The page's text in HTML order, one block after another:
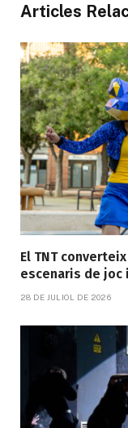
Articles
El TNT
escenaris de
28 DE JULIOL DE 2026